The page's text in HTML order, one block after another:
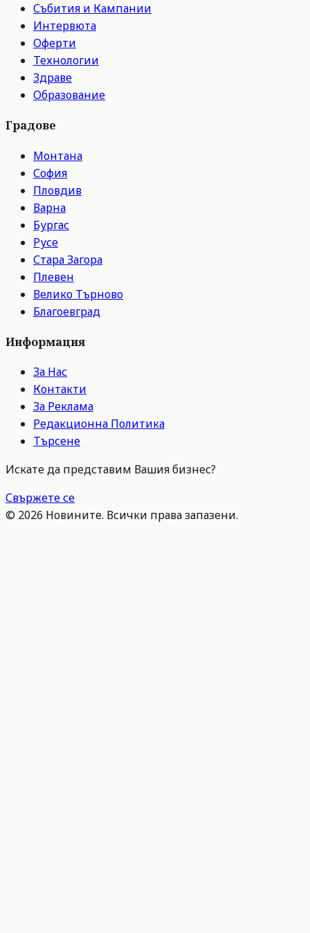
Събития и Кампании
Интервюта
Оферти
Технологии
Здраве
Образование
Градове
Монтана
София
Пловдив
Варна
Бургас
Русе
Стара Загора
Плевен
Велико Търново
Благоевград
Информация
За Нас
Контакти
За Реклама
Редакционна Политика
Търсене
Искате да представим Вашия бизнес?
Свържете се
© 2026 Новините. Всички права запазени.